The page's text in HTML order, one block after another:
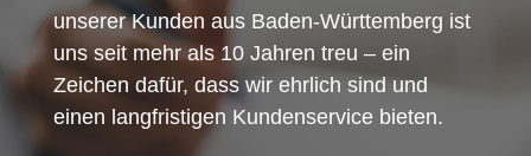
unserer Kunden aus Baden-Württemberg ist
uns seit mehr als 10 Jahren treu – ein
Zeichen dafür, dass wir ehrlich sind und
einen langfristigen Kundenservice bieten.